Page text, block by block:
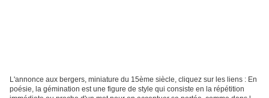
L'annonce aux bergers, miniature du 15ème siècle, cliquez sur les liens : En
poésie, la gémination est une figure de style qui consiste en la répétition